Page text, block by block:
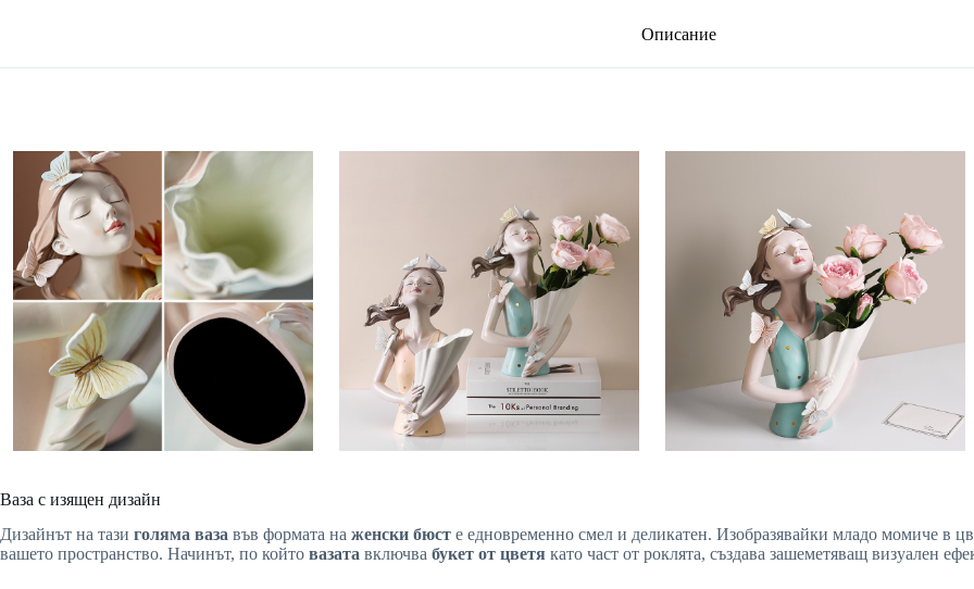
Описание
Ваза с изящен дизайн
Дизайнът на тази голяма ваза във формата на женски бюст е едновременно смел и деликатен. Изобразявайки младо момиче в
вашето пространство. Начинът, по който вазата включва букет от цветя като част от роклята, създава зашеметяващ визуален